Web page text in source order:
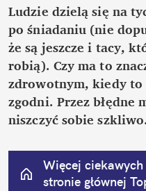
Ludzie dzielą się na
po śniadaniu (nie
że są jeszcze i tacy,
robią). Czy ma to
zdrowotnym, kiedy to
zgodni. Przez błędne
niszczyć sobie szkliwo.
Więcej ciekawych
stronie głównej